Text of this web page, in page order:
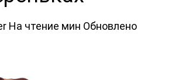
На чтение мин Обновлено